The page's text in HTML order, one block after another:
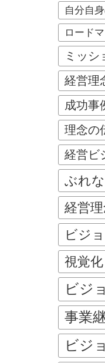
自分自
ロード
ミッシ
経営理
成功事
理念の
経営ビ
ぶれ
経営
ビジ
視覚化
ビジ
事業
ビジ